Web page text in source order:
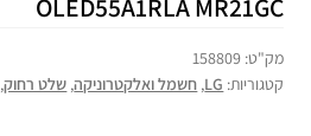
OLED55A1RLA MR21GC
מק"ט: 158809
קטגוריות: LG
, חשמל ואלקטרוניקה, שלט רחוק,